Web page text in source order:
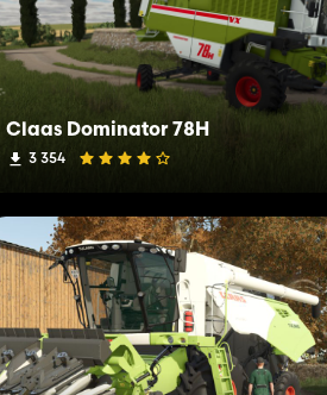
Claas Dominator 78H
3 354